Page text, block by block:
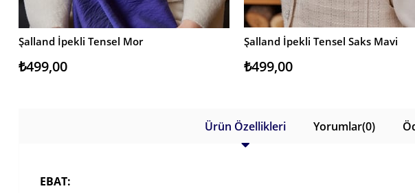
SEPETE EKLE
Şalland İpekli Tensel Mor
₺499,00
SEPETE EKLE
Şalland İpekli Tensel Saks Mavi
₺499,00
Ürün Özellikleri Yorumlar(0)
EBAT: